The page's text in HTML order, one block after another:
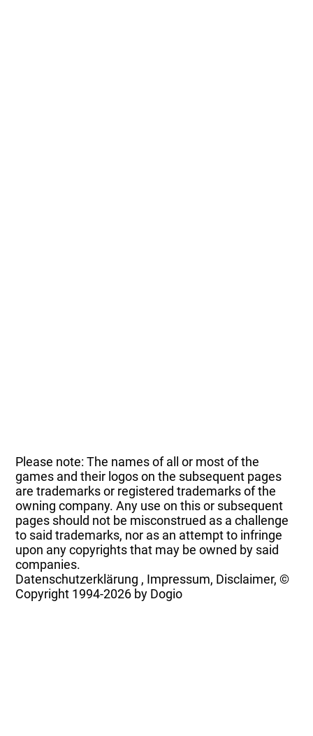
Please note: The names of all or most of the
games and their logos on the subsequent pages
are trademarks or registered trademarks of the
owning company. Any use on this or subsequent
pages should not be misconstrued as a challenge
to said trademarks, nor as an attempt to infringe
upon any copyrights that may be owned by said
companies.
Datenschutzerklärung , Impressum, Disclaimer, ©
Copyright 1994-2026 by Dogio